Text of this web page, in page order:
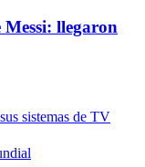
Messi: llegaron